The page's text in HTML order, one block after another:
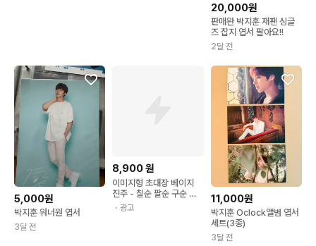
20,000원
판매완 박지훈 재팬 싱글
즈 잡지 엽서 팔아요!!
2달 전
5,000원
박지훈 워너원 엽서
3달 전
8,900원
이미지형 초대장 베이지
진주 - 칠순 팔순 구순 고
희연 산수연 회갑연 초대
장 이미지형 회사제출용
・광고
11,000원
박지훈 Oclock앨범 엽서
세트(3종)
3달 전